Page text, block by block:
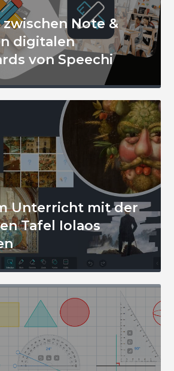
Note &
digitalen
von Speechi
Unterricht mit der
Tafel Iolaos